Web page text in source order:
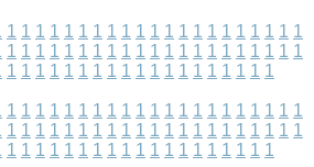
1 1 1 1 1 1 1 1 1 1 1 1 1 1 1 1 1 1 1 1 1
1 1 1 1 1 1 1 1 1 1 1 1 1 1 1 1 1 1 1 1 1
1 1 1 1 1 1 1 1 1 1 1 1 1 1 1 1 1 1 1
1 1 1 1 1 1 1 1 1 1 1 1 1 1 1 1 1 1 1 1 1
1 1 1 1 1 1 1 1 1 1 1 1 1 1 1 1 1 1 1 1 1
1 1 1 1 1 1 1 1 1 1 1 1 1 1 1 1 1 1 1